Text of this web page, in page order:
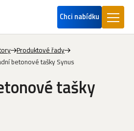
Chci nabídku
Produktové řady
betonové tašky Synus
tašky